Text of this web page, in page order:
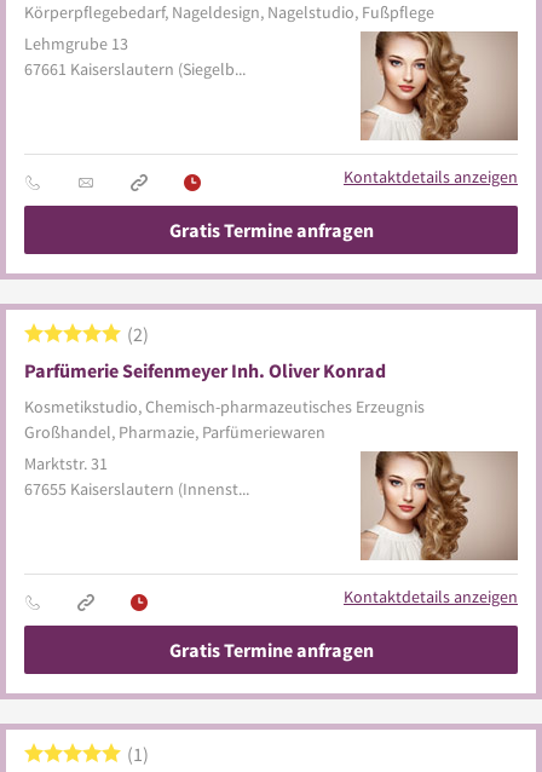
Körperpflegebedarf, Nageldesign, Nagelstudio, Fußpflege
Lehmgrube 13
67661 Kaiserslautern (Siegelbach)
Kontaktdetails anzeigen
Gratis Termine anfragen
Parfümerie Seifenmeyer Inh. Oliver Konrad
Kosmetikstudio, Chemisch-pharmazeutisches Erzeugnis
Großhandel, Pharmazie, Parfümeriewaren
2
Marktstr. 31
67655 Kaiserslautern (Innenstadt)
Kontaktdetails anzeigen
Gratis Termine anfragen
1